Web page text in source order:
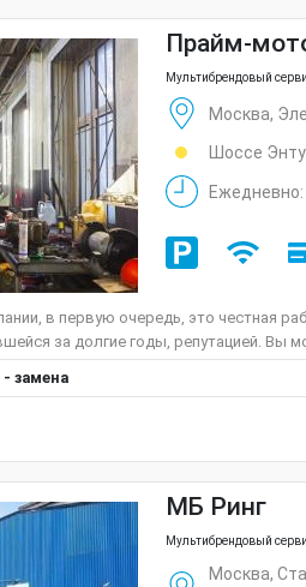
Прайм-
Мультибрендовый
Москва,
Шоссе
Ежедневно:
в первую очередь, это честная
за долгие годы, репутацией. Вы
замена
МБ Ринг
Мультибрендовый
Москва,